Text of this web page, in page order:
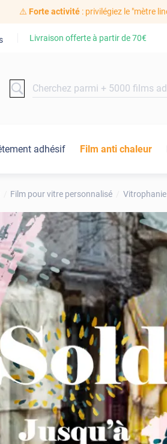
⚠️ Forte activité: privilégiez le "mètre
Livraison offerte à partir de70€
adhésif Film anti chaleur
Film pour vitre personnalisé